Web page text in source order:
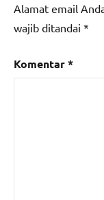
Alamat email
wajib ditandai *
Komentar*